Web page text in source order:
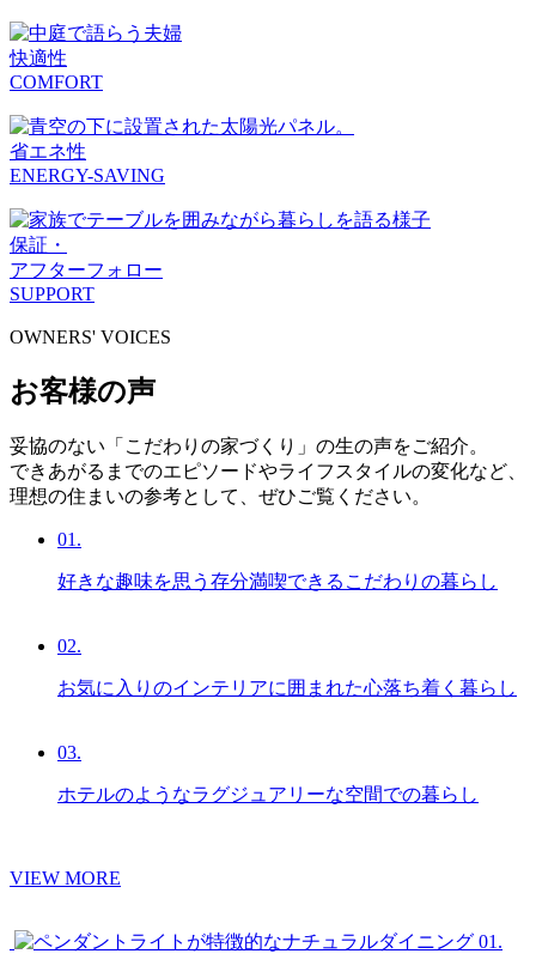
快適性
COMFORT
省エネ性
ENERGY-SAVING
保証・
アフターフォロー
SUPPORT
OWNERS' VOICES
お客様の声
妥協のない「こだわりの家づくり」の生の声をご紹介。
できあがるまでのエピソードやライフスタイルの変化など、
理想の住まいの参考として、ぜひご覧ください。
01.
好きな趣味を思う存分満喫できるこだわりの暮らし
02.
お気に入りのインテリアに囲まれた心落ち着く暮らし
03.
ホテルのようなラグジュアリーな空間での暮らし
VIEW MORE
01.